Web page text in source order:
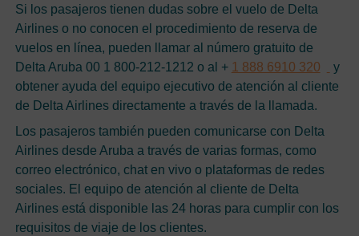
Si los pasajeros tienen dudas sobre el vuelo de Delta
Airlines o no conocen el procedimiento de reserva de
vuelos en línea, pueden llamar al número gratuito de
Delta Aruba 00 1 800-212-1212 o al + 1 888 6910 320
y
obtener ayuda del equipo ejecutivo de atención al cliente
de Delta Airlines directamente a través de la llamada.
Los pasajeros también pueden comunicarse con Delta
Airlines desde Aruba a través de varias formas, como
correo electrónico, chat en vivo o plataformas de redes
sociales. El equipo de atención al cliente de Delta
Airlines está disponible las 24 horas para cumplir con los
requisitos de viaje de los clientes.